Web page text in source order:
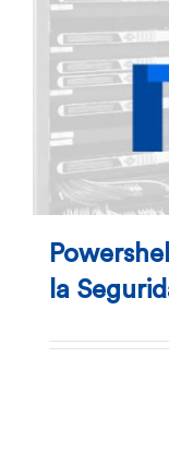
la